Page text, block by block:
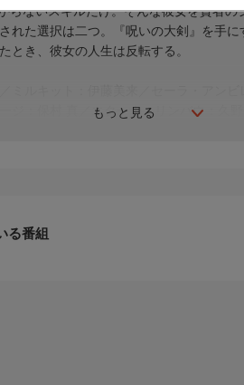
もっと見る
らないスキルだけ。そんな彼女を賢者
れた選択は二つ。『呪いの大剣』を手
とき、彼女の人生は反転する。
ジ：保村 真／エターナ・リンバウ：久
る番組